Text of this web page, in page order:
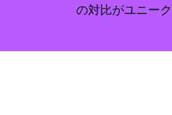
の対比がユニーク